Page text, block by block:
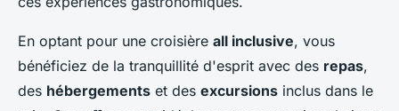
En optant pour une croisière all inclusive, vous
bénéficiez de la tranquillité d'esprit avec des repas,
des hébergements et des excursions inclus dans le